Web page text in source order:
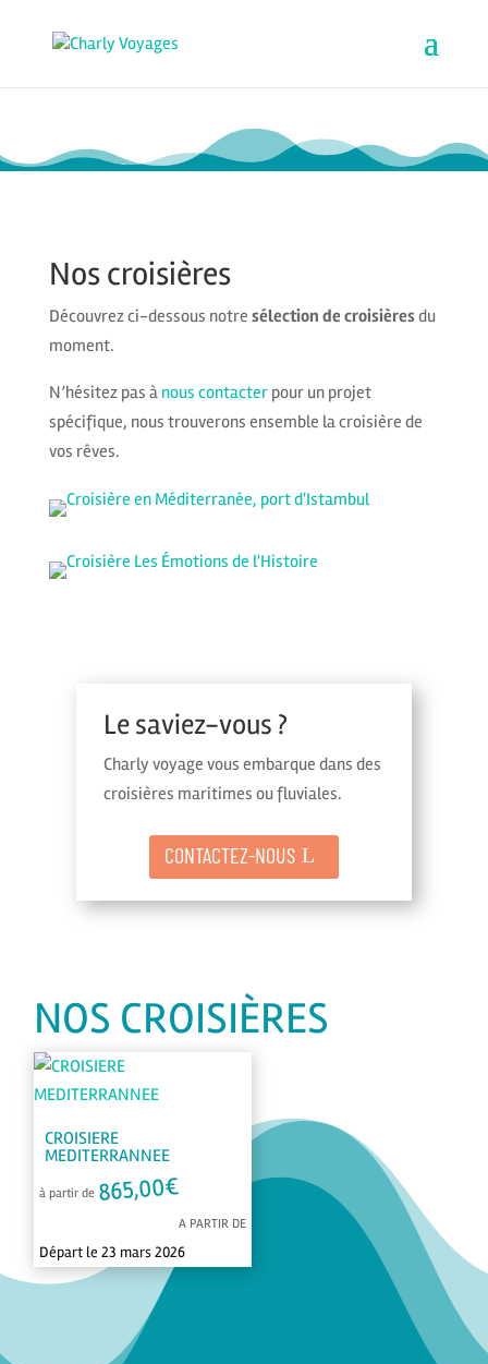
Nos croisières
Découvrez ci-dessous notre sélection de croisièresdu
moment.
N’hésitez pas à nous contacterpour un projet
spécifique, nous trouverons ensemble la croisière de
vos rêves.
Le saviez-vous ?
Charly voyage vous embarque dans des
croisières maritimes ou fluviales.
CONTACTEZ-NOUS
NOS CROISIÈRES
CROISIERE
MEDITERRANNEE
à partir de 865,00€
A PARTIR DE
Départ le 23 mars 2026